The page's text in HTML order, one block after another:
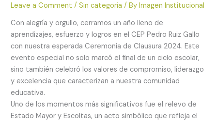
Leave a Comment /Sin categoría / ByImagen Institucional
Con alegría y orgullo, cerramos un año lleno de
aprendizajes, esfuerzo y logros en el CEP Pedro Ruiz Gallo
con nuestra esperada Ceremonia de Clausura 2024. Este
evento especial no solo marcó el final de un ciclo escolar,
sino también celebró los valores de compromiso, liderazgo
y excelencia que caracterizan a nuestra comunidad
educativa.
Uno de los momentos más significativos fue el relevo de
Estado Mayor y Escoltas, un acto simbólico que refleja el